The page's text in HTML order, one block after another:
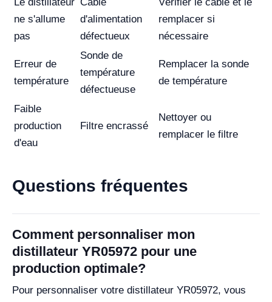
ne s'allume
pas
d'alimentation
défectueux
remplacer si
nécessaire
Erreur de
température
Sonde de
température
défectueuse
Remplacer la sonde
de température
Faible
production
d'eau
Filtre encrassé
Nettoyer ou
remplacer le filtre
Questions fréquentes
Comment personnaliser mon
distillateur YR05972 pour une
production optimale?
Pour personnaliser votre distillateur YR05972, vous